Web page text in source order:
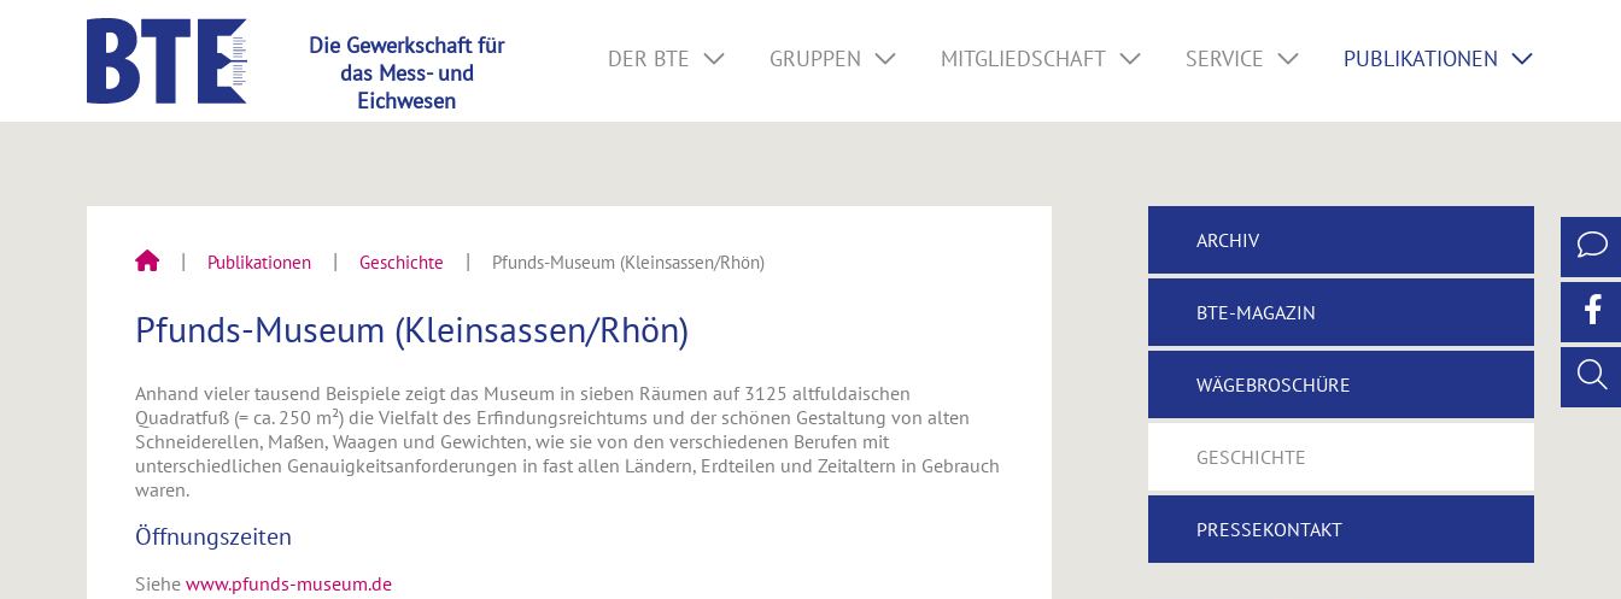
DER BTE GRUPPEN MITGLIEDSCHAFT SERVICE PUBLIKATIONEN
Publikationen Geschichte Pfunds-Museum (Kleinsassen/Rhön)
Pfunds-Museum (Kleinsassen/Rhön)
Anhand vieler tausend Beispiele zeigt das Museum in sieben Räumen auf 3125 altfuldaischen
Quadratfuß (= ca. 250 m²) die Vielfalt des Erfindungsreichtums und der schönen Gestaltung von alten
Schneiderellen, Maßen, Waagen und Gewichten, wie sie von den verschiedenen Berufen mit
unterschiedlichen Genauigkeitsanforderungen in fast allen Ländern, Erdteilen und Zeitaltern in Gebrauch
waren.
Öffnungszeiten
Siehe www.pfunds-museum.de
ARCHIV
BTE-MAGAZIN
WÄGEBROSCHÜRE
GESCHICHTE
PRESSEKONTAKT